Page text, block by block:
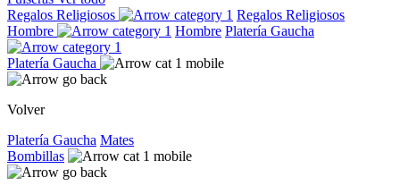
Regalos Religiosos
Regalos Religiosos
Hombre
Hombre Platería Gaucha
Platería Gaucha
Volver
Platería Gaucha Mates
Bombillas